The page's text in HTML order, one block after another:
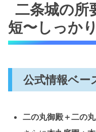
二条城の所
短〜しっかり
公式情報ベー
二の丸御殿＋二の